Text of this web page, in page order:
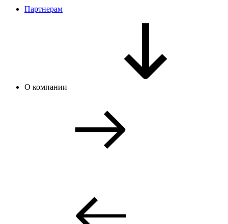
Партнерам
О компании